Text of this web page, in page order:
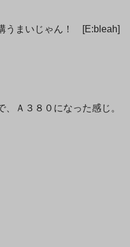
うまいじゃん！ [E:bleah]
Ａ３８０になった感じ。